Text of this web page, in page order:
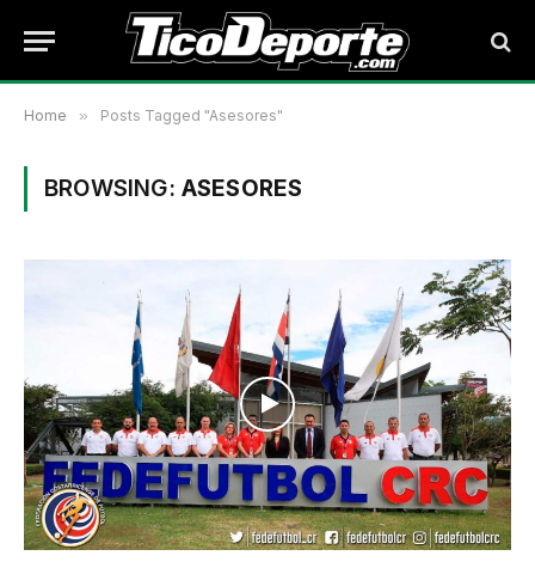
Home » Posts Tagged "Asesores"
BROWSING: ASESORES